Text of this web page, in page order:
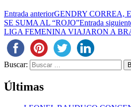
Entrada anteriorGENDRY CORREA,
SE SUMA AL “ROJO”Entrada
LIGA FEMENINA VIAJARON A
Buscar:
Últimas